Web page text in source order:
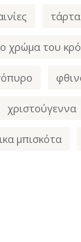
τάρτα
χρώμα του
χριστούγεννα
μπισκότα